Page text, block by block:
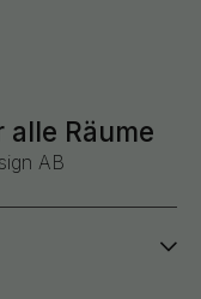
Räume
AB